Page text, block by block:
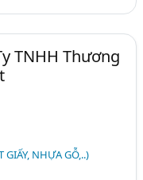
TNHH Thương
GIẤY, NHỰA GỖ,..)